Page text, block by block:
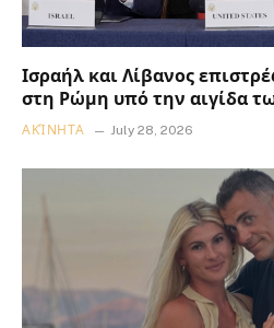
Ισραήλ και Λίβανος
στη Ρώμη υπό την αιγίδα
ΑΚΊΝΗΤΑ July 28, 2026